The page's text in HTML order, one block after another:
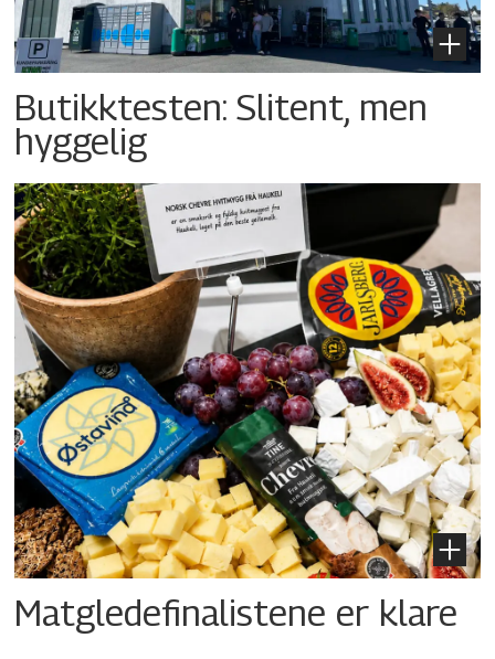
Butikktesten: Slitent, men
hyggelig
Matgledefinalistene er klare